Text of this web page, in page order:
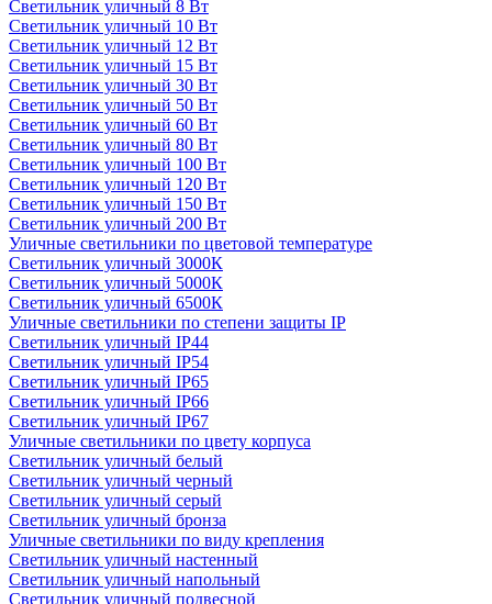
Светильник уличный 8 Вт
Светильник уличный 10 Вт
Светильник уличный 12 Вт
Светильник уличный 15 Вт
Светильник уличный 30 Вт
Светильник уличный 50 Вт
Светильник уличный 60 Вт
Светильник уличный 80 Вт
Светильник уличный 100 Вт
Светильник уличный 120 Вт
Светильник уличный 150 Вт
Светильник уличный 200 Вт
Уличные светильники по цветовой температуре
Cветильник уличный 3000К
Cветильник уличный 5000К
Cветильник уличный 6500К
Уличные светильники по степени защиты IP
Светильник уличный IP44
Светильник уличный IP54
Светильник уличный IP65
Светильник уличный IP66
Светильник уличный IP67
Уличные светильники по цвету корпуса
Светильник уличный белый
Светильник уличный черный
Светильник уличный серый
Светильник уличный бронза
Уличные светильники по виду крепления
Светильник уличный настенный
Светильник уличный напольный
Светильник уличный подвесной